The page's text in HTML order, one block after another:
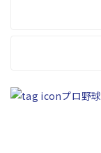
プロ野球